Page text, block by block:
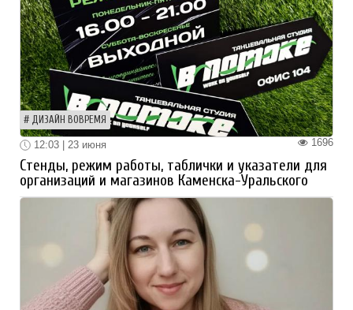
ДИЗАЙН ВОВРЕМЯ
1696
12:03 | 23 июня
Стенды, режим работы, таблички и указатели для
организаций и магазинов Каменска-Уральского